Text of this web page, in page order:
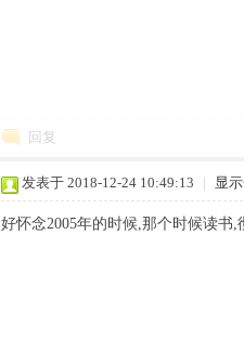
回复
发表于 2018-12-24 10:49:13 | 显
好怀念2005年的时候,那个时候读书